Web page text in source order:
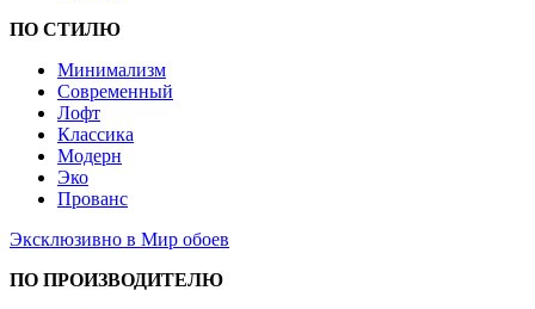
ПО СТИЛЮ
Минимализм
Современный
Лофт
Классика
Модерн
Эко
Прованс
Эксклюзивно в Мир обоев
ПО ПРОИЗВОДИТЕЛЮ